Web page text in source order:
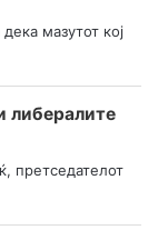
мазутот кој
либералите
претседателот